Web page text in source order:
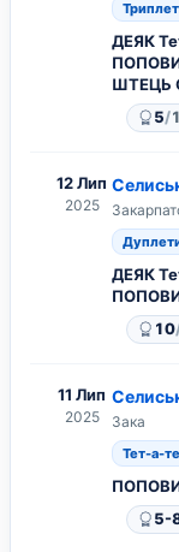
ДЕЯК
ШТЕЦЬ
5/
12 Лип
2025
ДЕЯК
10
11 Лип
2025 Зака
Тет-а-
5-